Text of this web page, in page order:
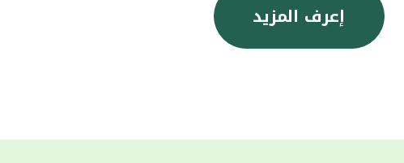
إعرف المزيد